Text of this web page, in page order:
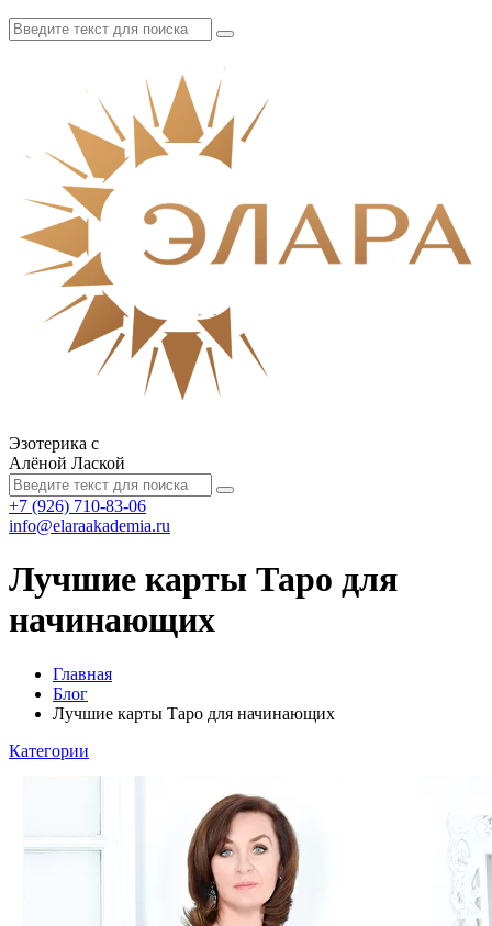
Эзотерика с
Алёной Лаской
+7 (926) 710-83-06
info@elaraakademia.ru
Лучшие карты Таро для
начинающих
Главная
Блог
Лучшие карты Таро для начинающих
Категории